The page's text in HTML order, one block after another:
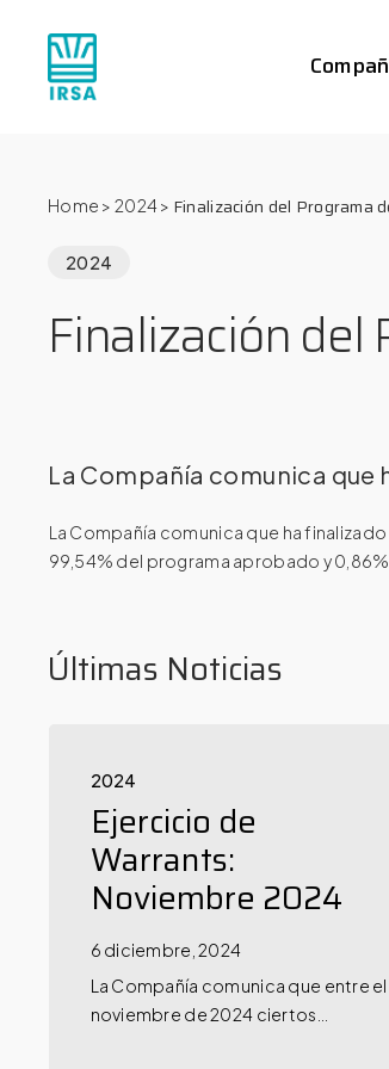
content
Home > 2024> Finalización del Programa
2024
Finalización
La Compañía comunica
La Compañía comunica que ha
99,54% del programa aprobado y
Últimas Noticias
2024
Ejercicio de
Warrants:
Noviembre 2024
6 diciembre, 2024
La Compañía comunica que entre el
noviembre de 2024 ciertos…